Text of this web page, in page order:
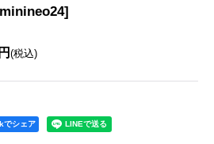
]
円 (税込)
でシェア